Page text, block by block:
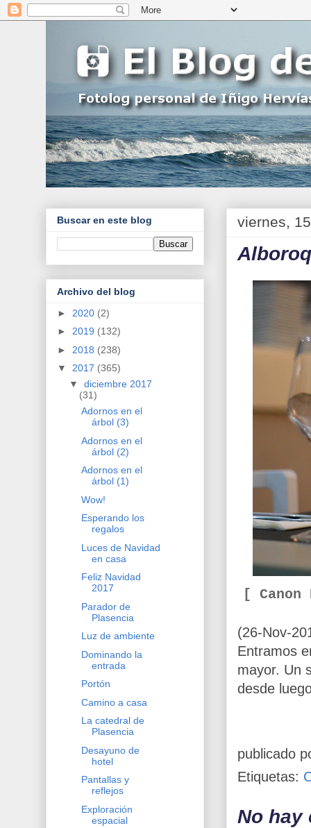
viernes,
[ Canon
(26-Nov-
Entramos
mayor. Un
desde
publicado
Etiquetas:
No hay
Buscar en este blog
Archivo del blog
► 2020 (2)
► 2019 (132)
► 2018 (238)
▼ 2017 (365)
▼ diciembre 2017
(31)
Adornos en el
árbol (3)
Adornos en el
árbol (2)
Adornos en el
árbol (1)
Wow!
Esperando los
regalos
Luces de Navidad
en casa
Feliz Navidad
2017
Parador de
Plasencia
Luz de ambiente
Dominando la
entrada
Portón
Camino a casa
La catedral de
Plasencia
Desayuno de
hotel
Pantallas y
reflejos
Exploración
espacial